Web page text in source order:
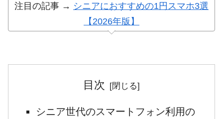
注目の記事 → シニアにおすすめの1円スマホ3選
【2026年版】
目次
シニア世代のスマートフォン利用の